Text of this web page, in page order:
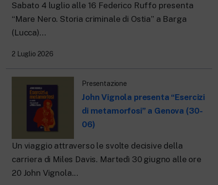
Sabato 4 luglio alle 16 Federico Ruffo presenta
“Mare Nero. Storia criminale di Ostia” a Barga
(Lucca)...
2 Luglio 2026
Presentazione
John Vignola presenta “Esercizi
di metamorfosi” a Genova (30-
06)
Un viaggio attraverso le svolte decisive della
carriera di Miles Davis. Martedì 30 giugno alle ore
20 John Vignola...